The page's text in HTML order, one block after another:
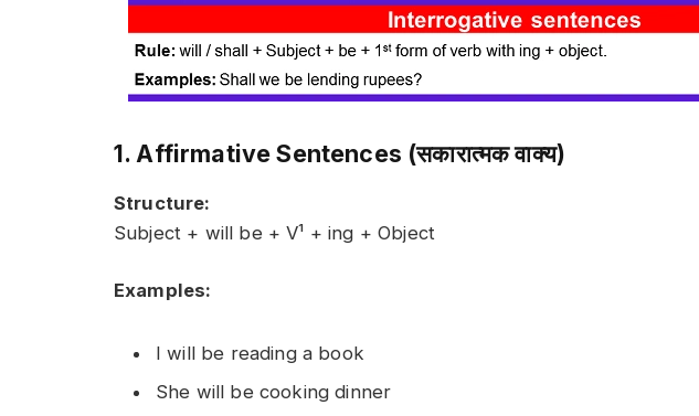
1. Affirmative Sentences (सकारात्मक वाक्य)
Structure:
Subject + will be + V¹ + ing + Object
Examples:
I will be reading a book
She will be cooking dinner